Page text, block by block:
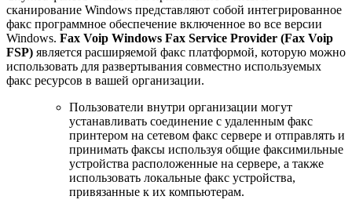
сканирование Windows представляют собой интегрированное
факс программное обеспечение включенное во все версии
Windows. Fax Voip Windows Fax Service Provider (Fax Voip
FSP) является расширяемой факс платформой, которую можно
использовать для развертывания совместно используемых
факс ресурсов в вашей организации.
Пользователи внутри организации могут
устанавливать соединение с удаленным факс
принтером на сетевом факс сервере и отправлять и
принимать факсы используя общие факсимильные
устройства расположенные на сервере, а также
использовать локальные факс устройства,
привязанные к их компьютерам.